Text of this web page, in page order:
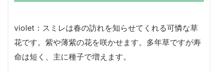
violet：スミレは春の訪れを知らせてくれる可憐な草
花です。紫や薄紫の花を咲かせます。多年草ですが寿
命は短く、主に種子で増えます。